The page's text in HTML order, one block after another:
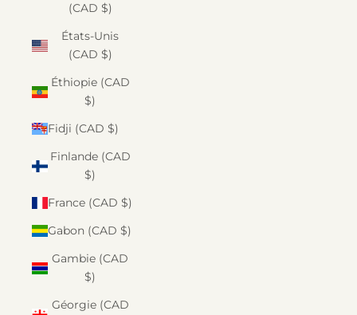
(CAD $)
États-Unis
(CAD $)
Éthiopie (CAD
$)
Fidji (CAD $)
Finlande (CAD
$)
France (CAD $)
Gabon (CAD $)
Gambie (CAD
$)
Géorgie (CAD